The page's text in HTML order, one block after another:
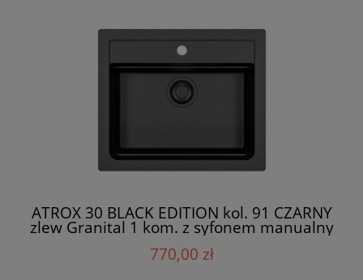
ATROX 30 BLACK EDITION kol. 91 CZARNY
zlew Granital 1 kom. z syfonem manualny
3 1/2" - SYFON BLACK
770,00 zł